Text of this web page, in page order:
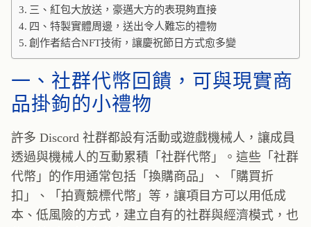
三、紅包大放送，豪邁大方的表現夠直接
四、特製實體周邊，送出令人難忘的禮物
創作者結合NFT技術，讓慶祝節日方式愈多變
一、社群代幣回饋，可與現實商
品掛鉤的小禮物
許多 Discord 社群都設有活動或遊戲機械人，讓成員
透過與機械人的互動累積「社群代幣」。這些「社群
代幣」的作用通常包括「換購商品」、「購買折
扣」、「拍賣競標代幣」等，讓項目方可以用低成
本、低風險的方式，建立自有的社群與經濟模式，也